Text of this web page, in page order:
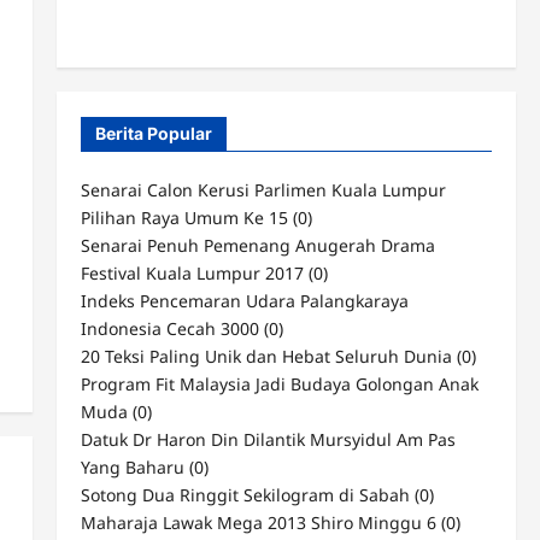
Berita Popular
Senarai Calon Kerusi Parlimen Kuala Lumpur
Pilihan Raya Umum Ke 15 (0)
Senarai Penuh Pemenang Anugerah Drama
Festival Kuala Lumpur 2017 (0)
Indeks Pencemaran Udara Palangkaraya
Indonesia Cecah 3000 (0)
20 Teksi Paling Unik dan Hebat Seluruh Dunia (0)
Program Fit Malaysia Jadi Budaya Golongan Anak
Muda (0)
Datuk Dr Haron Din Dilantik Mursyidul Am Pas
Yang Baharu (0)
Sotong Dua Ringgit Sekilogram di Sabah (0)
Maharaja Lawak Mega 2013 Shiro Minggu 6 (0)